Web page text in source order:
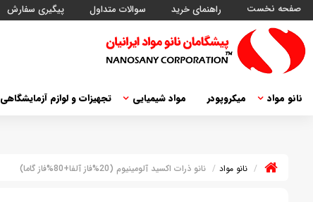
صفحه نخست راهنمای خرید سوالات متداول پیگیری سفارش
نانو مواد میکروپودر مواد شیمیایی تجهیزات و لوازم آزمایشگاهی
نانو مواد نانو ذرات اکسید آلومینیوم (20%فاز آلفا+80%فاز گاما)